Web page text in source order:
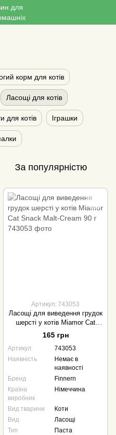
корм для котів
Ласощі для котів
для котів Іграшки
За популярністю
Артикул: 743053
Ласощі для виведення грудок
шерсті у котів Miamor Cat
Snack Malt-Cream 90 г
165 грн
Артикул
743053
Наявність
Немає в
наявності
Бренд
Finnern
Країна
виробник
Німеччина
Вид тварини
Коти
Вид
Ласощі
Тип
Паста